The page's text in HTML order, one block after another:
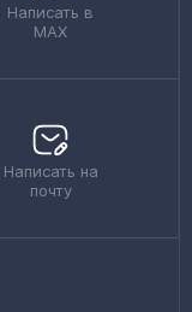
Написать в
MAX
Написать на
почту